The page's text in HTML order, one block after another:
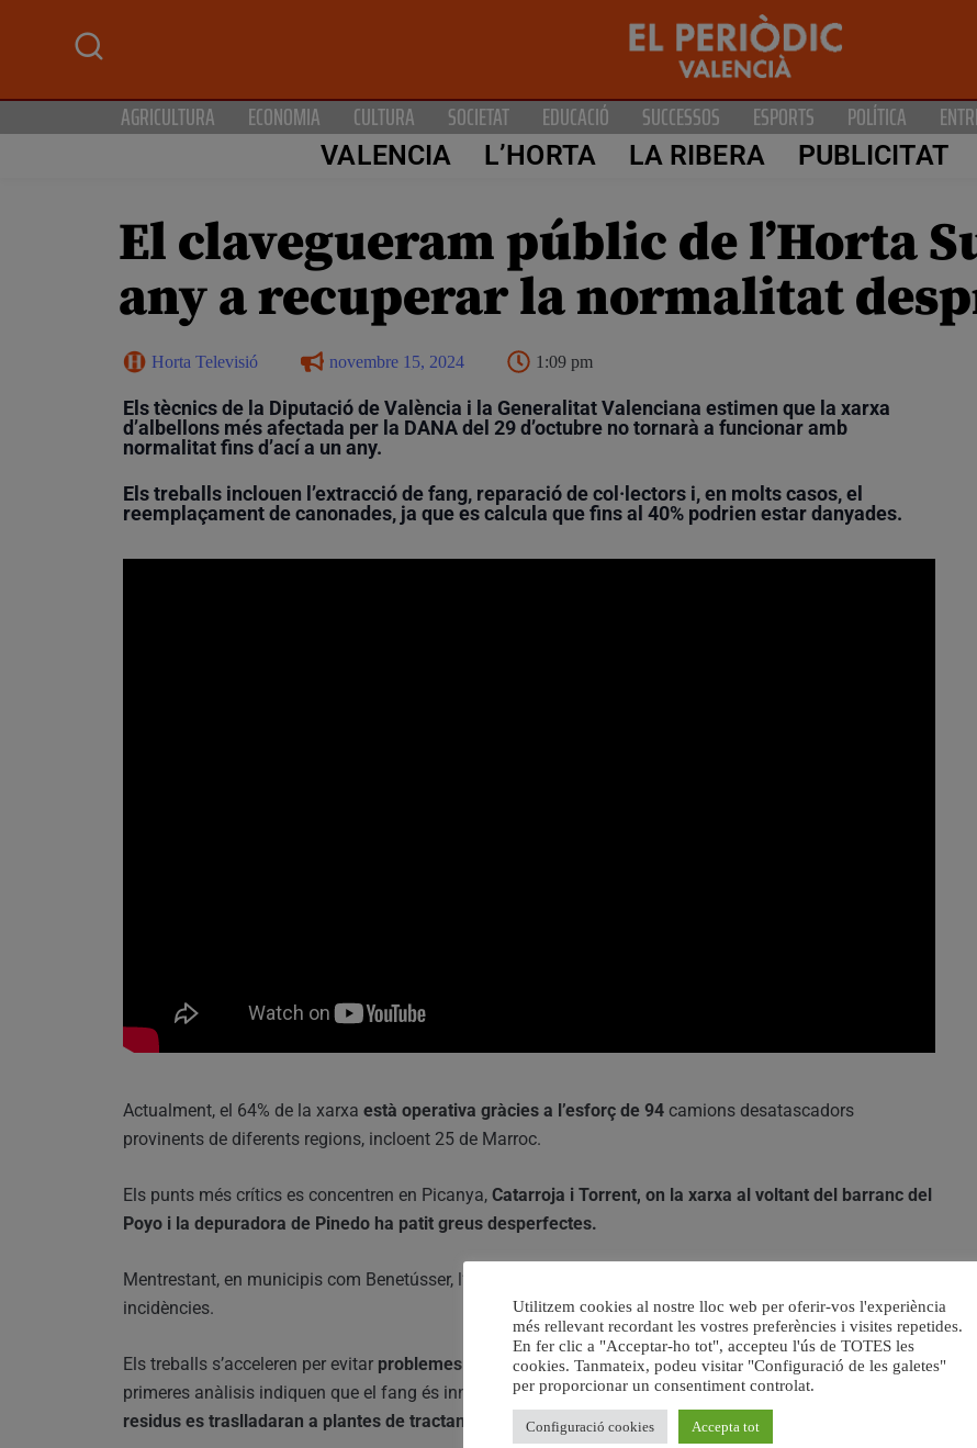
AGRICULTURA ECONOMIA CULTURA SOCIETAT EDUCACIÓ SUCCESSOS ESPORTS POLÍTICA
VALENCIA L’HORTA LA RIBERA PUBLICITAT
El clavegueram públic de l’Horta
any a recuperar la normalitat
Horta Televisió novembre 15, 2024 1:09 pm
Els tècnics de la Diputació de València i la Generalitat Valenciana estimen que la xarxa
d’albellons més afectada per la DANA del 29 d’octubre no tornarà a funcionar amb
normalitat fins d’ací a un any.
Els treballs inclouen l’extracció de fang, reparació de col·lectors i, en molts casos, el
reemplaçament de canonades, ja que es calcula que fins al 40% podrien estar danyades.
Actualment, el 64% de la xarxa està operativa gràcies a l’esforç de 94 camions desatascadors
provinents de diferents regions, incloent 25 de Marroc.
Els punts més crítics es concentren en Picanya, Catarroja i Torrent, on la xarxa al voltant del barranc del
Poyo i la depuradora de Pinedo ha patit greus desperfectes.
Mentrestant, en municipis com Benetússer, l’albelló va suportar l’últim episodi de pluges sense
incidències.
Els treballs s’acceleren per evitar problemes mediambientals, ja que el fang pot acabar en l’Albufera. Les
primeres anàlisis indiquen que el fang és innocu i es podrà dipositar en barrancs,mentre que altres
residus es traslladaran a plantes de tractament o a abocadors.
Utilitzem cookies al nostre lloc web per oferir-vos l'experiència
més rellevant recordant les vostres preferències i visites repetides.
En fer clic a "Acceptar-ho tot", accepteu l'ús de TOTES les
cookies. Tanmateix, podeu visitar "Configuració de les galetes"
per proporcionar un consentiment controlat.
Configuració cookies Accepta tot